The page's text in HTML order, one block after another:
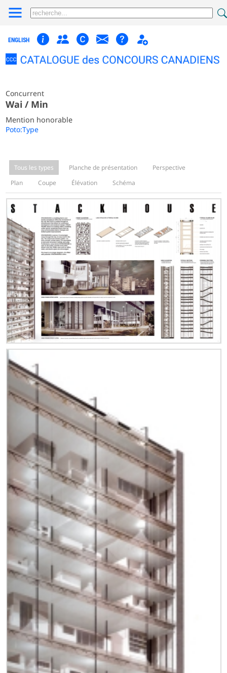
ENGLISH
Concurrent
Wai / Min
Mention honorable
Poto:Type
Tous les types Planche de présentation
Perspective
Plan
Coupe Élévation Schéma